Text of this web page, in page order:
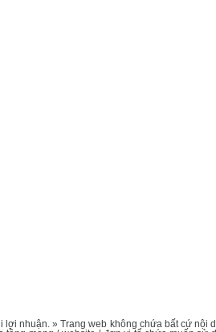
nhuận. » Trang web không chứa bất cứ